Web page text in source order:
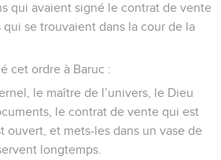
qui avaient signé le contrat de vente
se trouvaient dans la cour de la
cet ordre à Baruc :
le maître de l’univers, le Dieu
le contrat de vente qui est
ouvert, et mets-les dans un vase de
longtemps.